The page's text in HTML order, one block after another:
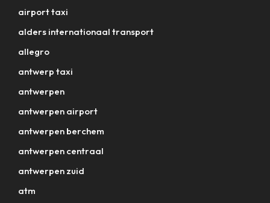
airport taxi
alders internationaal transport
allegro
antwerp taxi
antwerpen
antwerpen airport
antwerpen berchem
antwerpen centraal
antwerpen zuid
atm